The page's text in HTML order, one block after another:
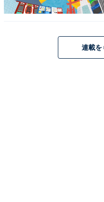
客室風呂も大浴場も風
接客サービスは地域最
連載を